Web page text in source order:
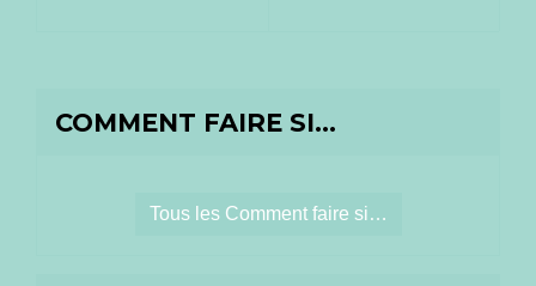
COMMENT FAIRE SI…
Tous les Comment faire si…